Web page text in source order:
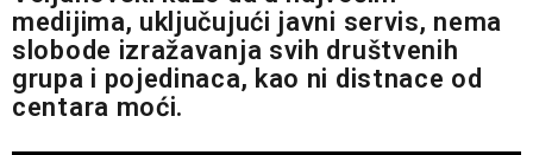
medijima, uključujući javni servis, nema
slobode izražavanja svih društvenih
grupa i pojedinaca, kao ni distnace od
centara moći.